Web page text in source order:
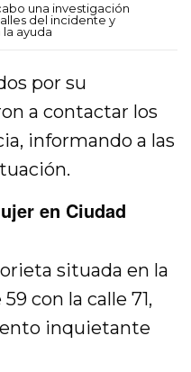
una investigación
del incidente y
ayuda
por su
a contactar los
informando a las
en Ciudad
situada en la
con la calle 71,
inquietante